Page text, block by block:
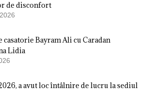
de disconfort
casatorie Bayram Ali cu Caradan
Lidia
a avut loc întâlnire de lucru la sediul